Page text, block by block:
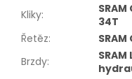
Kliky:
34T
Řetěz:
Brzdy: